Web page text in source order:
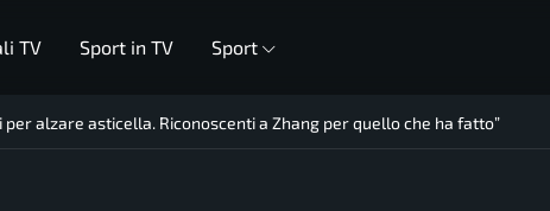
TV Sport in TV Sport
alzare asticella. Riconoscenti a Zhang per quello che ha fatto”